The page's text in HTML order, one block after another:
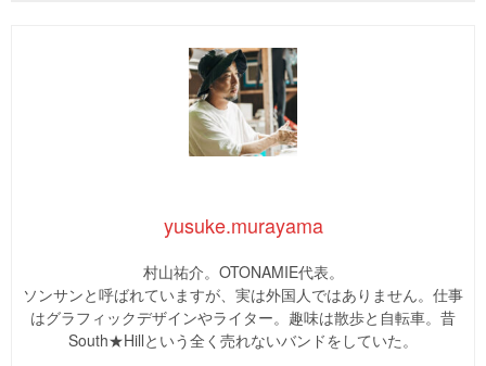
yusuke.murayama
村山祐介。OTONAMIE代表。
ソンサンと呼ばれていますが、実は外国人ではありません。仕事
はグラフィックデザインやライター。趣味は散歩と自転車。昔
South★Hillという全く売れないバンドをしていた。